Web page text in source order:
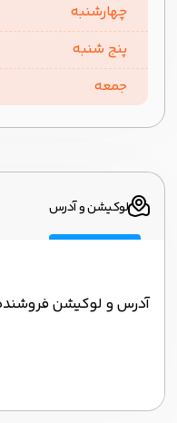
چهارشنبه
پنج شنبه
جمعه
لوکیشن و آدرس
آدرس و لوکیشن